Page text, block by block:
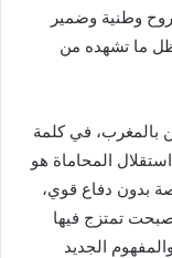
وطنية وضمير
ما تشهده من
بالمغرب، في كلمة
المحاماة هو
بدون دفاع قوي،
تمتزج فيها
الجديد